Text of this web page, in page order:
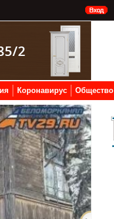
Коронавирус Общество